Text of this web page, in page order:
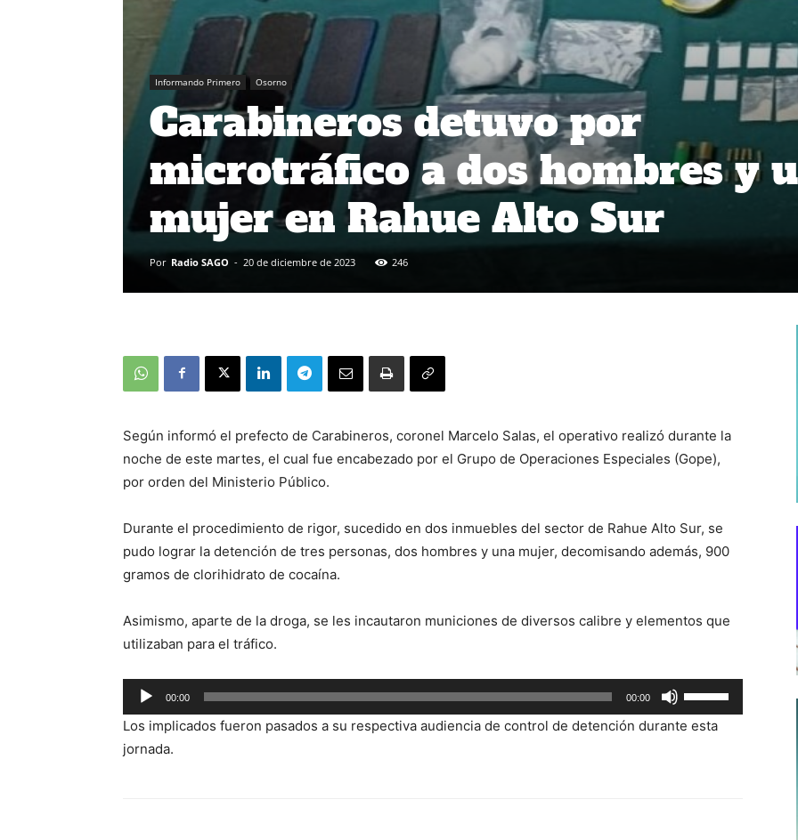
Informando Primero Osorno
Carabineros detuvo por
microtráfico a dos hombres y
mujer en Rahue Alto Sur
Por Radio SAGO - 20 de diciembre de 2023 246
Según informó el prefecto de Carabineros, coronel Marcelo Salas, el operativo realizó durante la
noche de este martes, el cual fue encabezado por el Grupo de Operaciones Especiales (Gope),
por orden del Ministerio Público.
Durante el procedimiento de rigor, sucedido en dos inmuebles del sector de Rahue Alto Sur, se
pudo lograr la detención de tres personas, dos hombres y una mujer, decomisando además, 900
gramos de clorihidrato de cocaína.
Asimismo, aparte de la droga, se les incautaron municiones de diversos calibre y elementos que
utilizaban para el tráfico.
Reproductor
de
audio
00:00 00:00
las
teclas
Los implicados fueron pasados a su respectiva audiencia de control de detención durante esta
jornada.